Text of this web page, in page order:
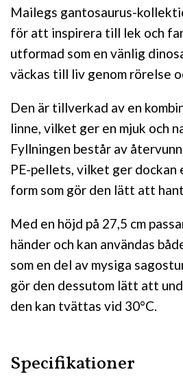
Mailegs gantosaurus-
för att inspirera till lek och
utformad som en vänlig
väckas till liv genom rörelse
Den är tillverkad av en
linne, vilket ger en mjuk och
Fyllningen består av
PE-pellets, vilket ger dockan
form som gör den lätt att
Med en höjd på 27,5 cm
händer och kan användas
som en del av mysiga
gör den dessutom lätt att
den kan tvättas vid 30°C.
Specifikationer